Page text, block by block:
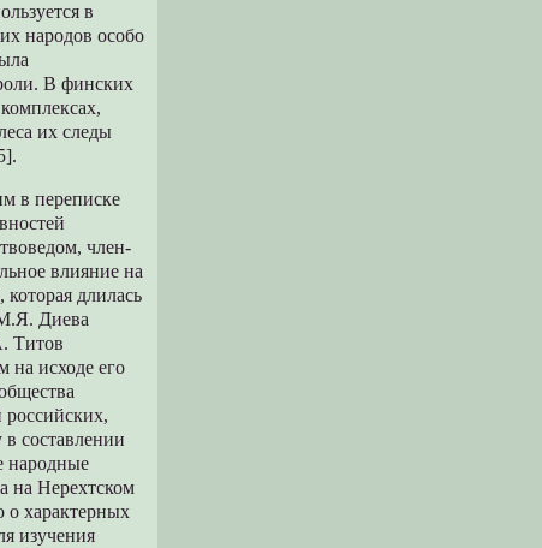
в
народов особо
В финских
их следы
в переписке
член-
влияние на
длилась
Диева
Титов
на исходе его
российских,
составлении
народные
на Нерехтском
о характерных
изучения